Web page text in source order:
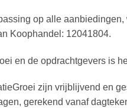
op alle
Koophandel: 12041804.
en de opdrachtgevers is
zijn vrijblijvend en
gerekend vanaf